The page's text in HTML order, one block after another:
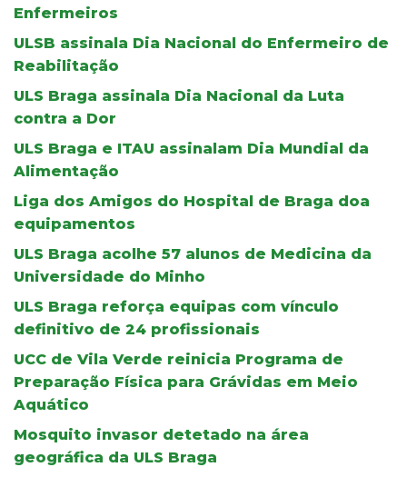
Enfermeiros
ULSB assinala Dia Nacional do Enfermeiro de
Reabilitação
ULS Braga assinala Dia Nacional da Luta
contra a Dor
ULS Braga e ITAU assinalam Dia Mundial da
Alimentação
Liga dos Amigos do Hospital de Braga doa
equipamentos
ULS Braga acolhe 57 alunos de Medicina da
Universidade do Minho
ULS Braga reforça equipas com vínculo
definitivo de 24 profissionais
UCC de Vila Verde reinicia Programa de
Preparação Física para Grávidas em Meio
Aquático
Mosquito invasor detetado na área
geográfica da ULS Braga